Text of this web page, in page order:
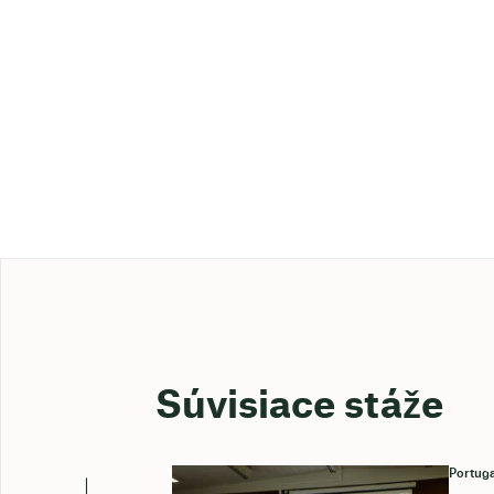
Súvisiace stáže